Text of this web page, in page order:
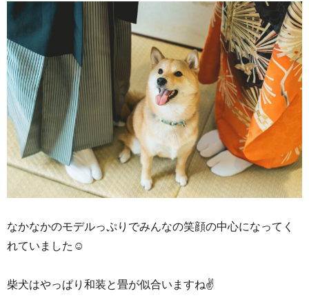
なかなかのモデルっぷりでみんなの笑顔の中心になってく
れていました☺
柴犬はやっぱり和装と畳が似合いますね✌